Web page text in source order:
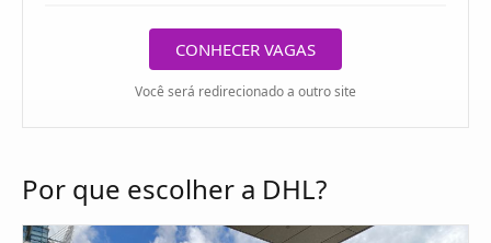
CONHECER VAGAS
Você será redirecionado a outro site
Por que escolher a DHL?